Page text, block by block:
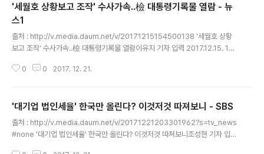
'세월호 상황보고 조작' 수사가속..檢 대통령기록물 열람 - 뉴
스1
출처 : http://v.media.daum.net/v/20171215154500138 '세월호 상황
보고 조작' 수사가속..檢 대통령기록물 열람이유지 기자 입력 2017.12.15. 15:
고 당일 중점 靑기록 확보..윗선 수사 박차 서울중앙지방검찰청. © News1 (서
기록물을 열람하면서 수사에 속도를 내고 있다. 서울중앙지검 특수1부(부장검
사 신자용)는 지난주와 이번주 몇차례에 걸쳐 세종시에 위치한 대통령기록관에
서 사건 관련 청와대 문건을 열람했다고 15일 밝혔다. 대통령..
0 0 2017. 12. 21.
'대기업 법인세율' 한국만 올린다? 이것저것 따져보니 - SBS
출처 : http://v.media.daum.net/v/20171221203301962?s=tv_news
#none '대기업 법인세율' 한국만 올린다? 이것저것 따져보니조성현 기자 입력